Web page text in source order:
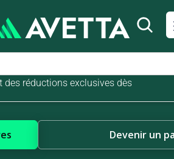
des réductions exclusives dès
Devenir un